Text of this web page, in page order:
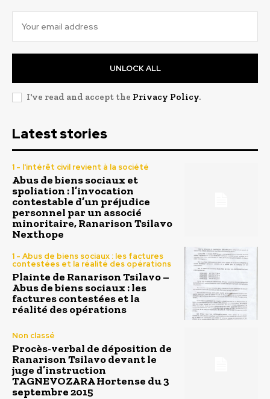
UNLOCK ALL
I've read and accept the Privacy Policy.
Latest stories
1 - l'intérêt civil revient à la société
Abus de biens sociaux et
spoliation : l’invocation
contestable d’un préjudice
personnel par un associé
minoritaire, Ranarison Tsilavo
Nexthope
1 - Abus de biens sociaux : les factures
contestées et la réalité des opérations
Plainte de Ranarison Tsilavo –
Abus de biens sociaux : les
factures contestées et la
réalité des opérations
Non classé
Procès-verbal de déposition de
Ranarison Tsilavo devant le
juge d’instruction
TAGNEVOZARA Hortense du 3
septembre 2015